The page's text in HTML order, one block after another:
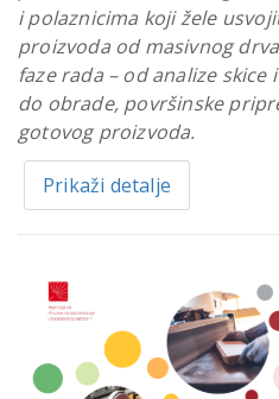
i polaznicima koji žele
proizvoda od masivnog
faze rada – od analize
do obrade, površinske
gotovog proizvoda.
Prikaži detalje